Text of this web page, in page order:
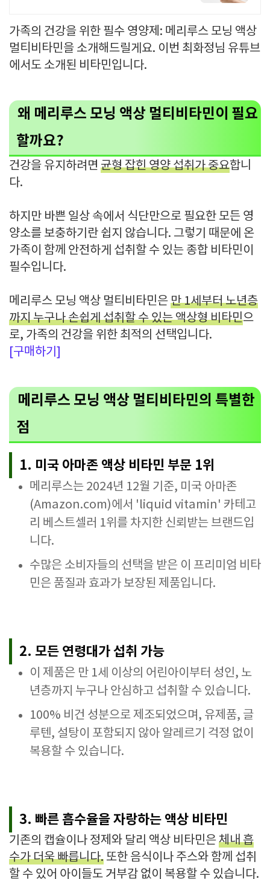
가족의 건강을 위한 필수 영양제: 메리루스 모닝 액상
멀티비타민을 소개해드릴게요. 이번 최화정님 유튜브
에서도 소개된 비타민입니다.
왜 메리루스 모닝 액상 멀티비타민이 필요
할까요?
건강을 유지하려면 균형 잡힌 영양 섭취가 중요합니
다.
하지만 바쁜 일상 속에서 식단만으로 필요한 모든 영
양소를 보충하기란 쉽지 않습니다. 그렇기 때문에 온
가족이 함께 안전하게 섭취할 수 있는 종합 비타민이
필수입니다.
메리루스 모닝 액상 멀티비타민은만 1세부터 노년층
까지 누구나 손쉽게 섭취할 수 있는 액상형 비타민으
로, 가족의 건강을 위한 최적의 선택입니다.
[구매하기]
메리루스 모닝 액상 멀티비타민의 특별한
점
1. 미국 아마존 액상 비타민 부문 1위
메리루스는 2024년 12월 기준, 미국 아마존
(Amazon.com)에서 'liquid vitamin' 카테고
리 베스트셀러 1위를 차지한 신뢰받는 브랜드입
니다.
수많은 소비자들의 선택을 받은 이 프리미엄 비타
민은 품질과 효과가 보장된 제품입니다.
2. 모든 연령대가 섭취 가능
이 제품은 만 1세 이상의 어린아이부터 성인, 노
년층까지 누구나 안심하고 섭취할 수 있습니다.
100% 비건 성분으로 제조되었으며, 유제품, 글
루텐, 설탕이 포함되지 않아 알레르기 걱정 없이
복용할 수 있습니다.
3. 빠른 흡수율을 자랑하는 액상 비타민
기존의 캡슐이나 정제와 달리 액상 비타민은체내 흡
수가 더욱 빠릅니다. 또한 음식이나 주스와 함께 섭취
할 수 있어 아이들도 거부감 없이 복용할 수 있습니다.